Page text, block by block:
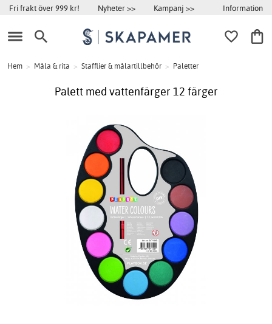
Fri frakt över 999 kr! Nyheter >> Kampanj >> Information
Hem > Måla & rita > Stafflier & målartillbehör > Paletter
Palett med vattenfärger 12 färger